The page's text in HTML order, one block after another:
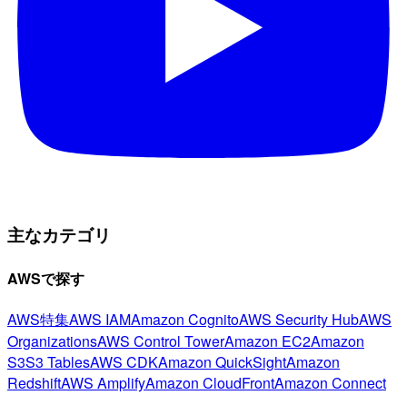
主なカテゴリ
AWSで探す
AWS特集AWS IAMAmazon CognitoAWS Security HubAWS
OrganizationsAWS Control TowerAmazon EC2Amazon
S3S3 TablesAWS CDKAmazon QuickSightAmazon
RedshiftAWS AmplifyAmazon CloudFrontAmazon Connect